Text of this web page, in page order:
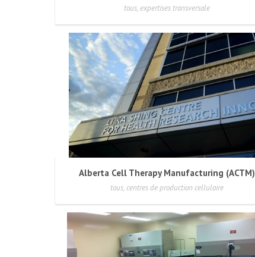
tous, expertises transversale
Alberta Cell Therapy Manufacturing (ACTM)
tous, centres de production cellulaire